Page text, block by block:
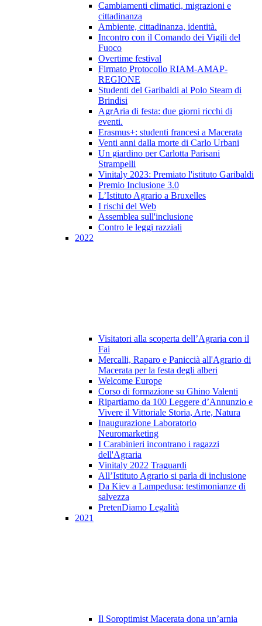
Cambiamenti climatici, migrazioni e
cittadinanza
Ambiente, cittadinanza, identità.
Incontro con il Comando dei Vigili del
Fuoco
Overtime festival
Firmato Protocollo RIAM-AMAP-
REGIONE
Studenti del Garibaldi al Polo Steam di
Brindisi
AgrAria di festa: due giorni ricchi di
eventi.
Erasmus+: studenti francesi a Macerata
Venti anni dalla morte di Carlo Urbani
Un giardino per Carlotta Parisani
Strampelli
Vinitaly 2023: Premiato l'istituto Garibaldi
Premio Inclusione 3.0
L’Istituto Agrario a Bruxelles
I rischi del Web
Assemblea sull'inclusione
Contro le leggi razziali
2022
Visitatori alla scoperta dell’Agraria con il
Fai
Mercalli, Raparo e Paniccià all'Agrario di
Macerata per la festa degli alberi
Welcome Europe
Corso di formazione su Ghino Valenti
Ripartiamo da 100 Leggere d’Annunzio e
Vivere il Vittoriale Storia, Arte, Natura
Inaugurazione Laboratorio
Neuromarketing
I Carabinieri incontrano i ragazzi
dell'Agraria
Vinitaly 2022 Traguardi
All’Istituto Agrario si parla di inclusione
Da Kiev a Lampedusa: testimonianze di
salvezza
PretenDiamo Legalità
2021
Il Soroptimist Macerata dona un’arnia